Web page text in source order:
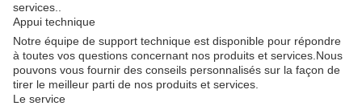
services..
Appui technique
Notre équipe de support technique est disponible pour répondre
à toutes vos questions concernant nos produits et services.Nous
pouvons vous fournir des conseils personnalisés sur la façon de
tirer le meilleur parti de nos produits et services.
Le service